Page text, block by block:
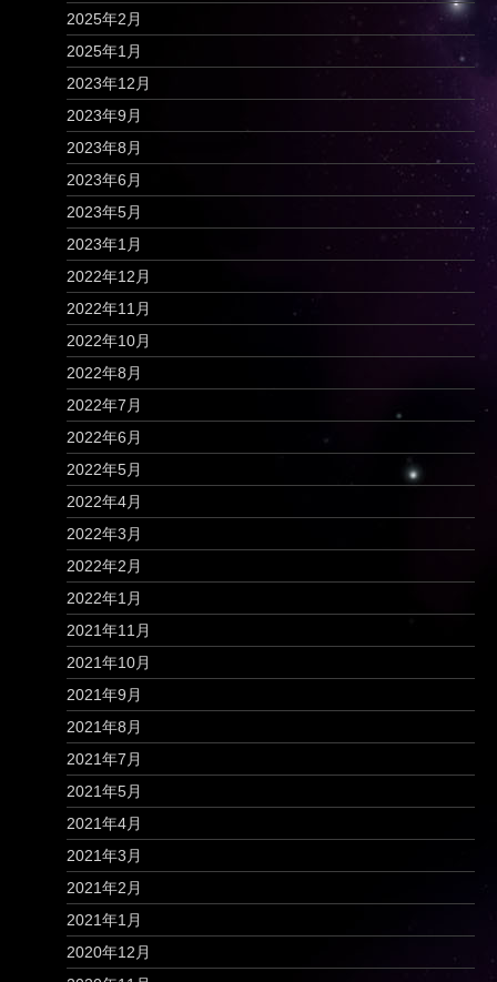
2025年2月
2025年1月
2023年12月
2023年9月
2023年8月
2023年6月
2023年5月
2023年1月
2022年12月
2022年11月
2022年10月
2022年8月
2022年7月
2022年6月
2022年5月
2022年4月
2022年3月
2022年2月
2022年1月
2021年11月
2021年10月
2021年9月
2021年8月
2021年7月
2021年5月
2021年4月
2021年3月
2021年2月
2021年1月
2020年12月